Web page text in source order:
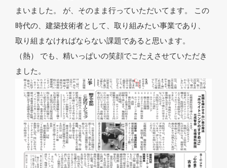
まいました。 が、そのまま行っていただいてます。 この
時代の、建築技術者として、取り組みたい事業であり、
取り組まなければならない課題であると思います。
（熱） でも、精いっぱいの笑顔でこたえさせていただき
ました。